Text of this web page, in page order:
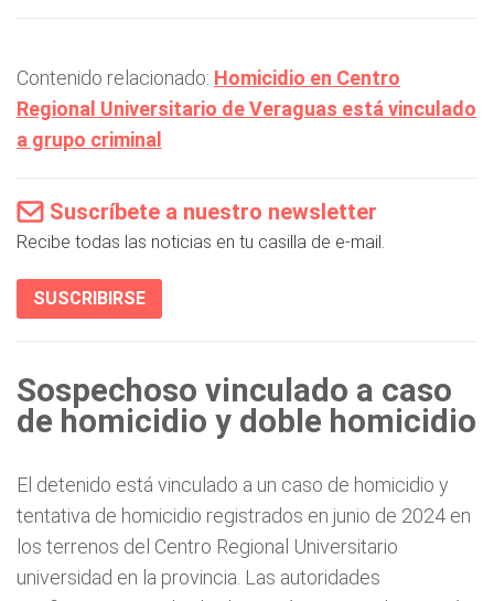
Contenido relacionado: Homicidio en Centro
Regional Universitario de Veraguas está vinculado
a grupo criminal
Suscríbete a nuestro newsletter
Recibe todas las noticias en tu casilla de e-mail.
SUSCRIBIRSE
Sospechoso vinculado a caso
de homicidio y doble homicidio
El detenido está vinculado a un caso de homicidio y
tentativa de homicidio registrados en junio de 2024 en
los terrenos del Centro Regional Universitario
universidad en la provincia. Las autoridades